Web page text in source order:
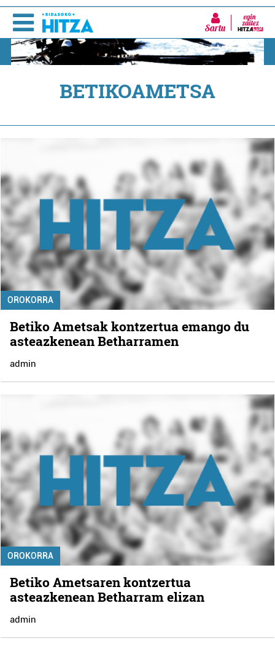
Sartu
BETIKOAMETSA
OROKORRA
Betiko Ametsak kontzertua emango du
asteazkenean Betharramen
admin
OROKORRA
Betiko Ametsaren kontzertua
asteazkenean Betharram elizan
admin